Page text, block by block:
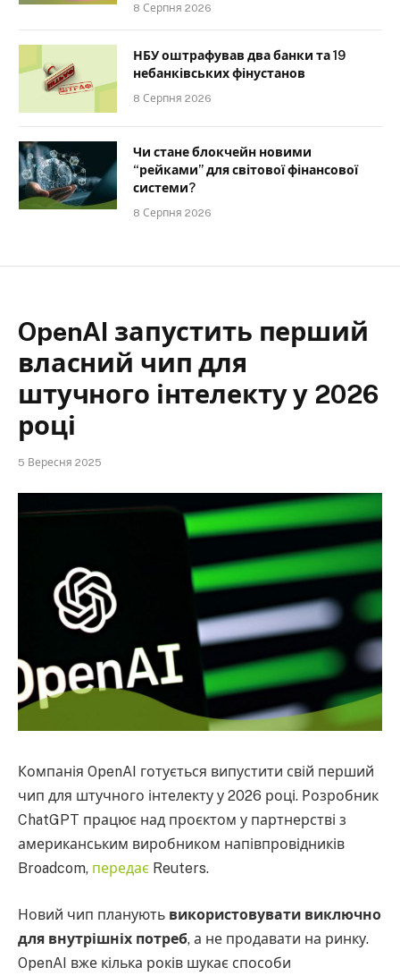
8 Серпня 2026
НБУ оштрафував два банки та 19
небанківських фінустанов
8 Серпня 2026
Чи стане блокчейн новими
“рейками” для світової фінансової
системи?
8 Серпня 2026
OpenAI запустить перший
власний чип для
штучного інтелекту у 2026
році
5 Вересня 2025
Компанія OpenAI готується випустити свій перший
чип для штучного інтелекту у 2026 році. Розробник
ChatGPT працює над проєктом у партнерстві з
американським виробником напівпровідників
Broadcom, передає Reuters.
Новий чип планують використовувати виключно
для внутрішніх потреб, а не продавати на ринку.
OpenAI вже кілька років шукає способи